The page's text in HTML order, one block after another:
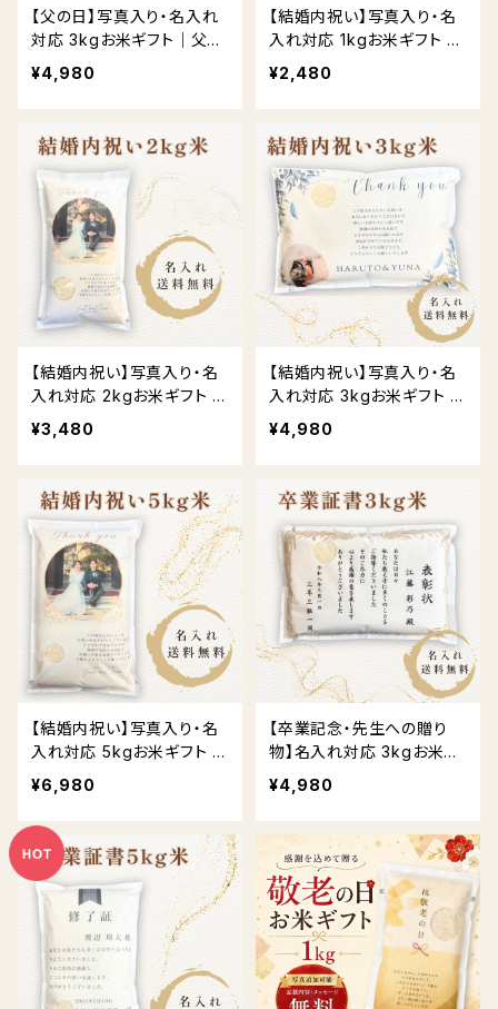
【父の日】写真入り・名入れ
対応 3kgお米ギフト｜父の
日限定デザイン
¥4,980
【結婚内祝い】写真入り・名
入れ対応 1kgお米ギフト 送
料無料
¥2,480
【結婚内祝い】写真入り・名
入れ対応 2kgお米ギフト 送
料無料
¥3,480
【結婚内祝い】写真入り・名
入れ対応 3kgお米ギフト 送
料無料
¥4,980
【結婚内祝い】写真入り・名
入れ対応 5kgお米ギフト 送
料無料
¥6,980
【卒業記念・先生への贈り
物】名入れ対応 3kgお米ギ
フト 送料無料
¥4,980